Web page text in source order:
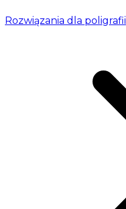
Rozwiązania dla poligrafii